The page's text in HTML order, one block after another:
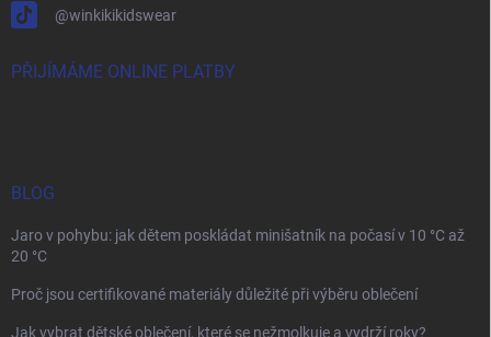
@winkikikidswear
PŘIJÍMÁME ONLINE PLATBY
BLOG
Jaro v pohybu: jak dětem poskládat minišatník na počasí v 10 °C až
20 °C
Proč jsou certifikované materiály důležité při výběru oblečení
Jak vybrat dětské oblečení, které se nežmolkuje a vydrží roky?